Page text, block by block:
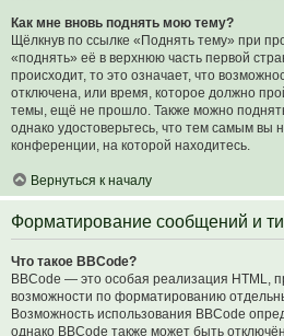
Как мне вновь поднять мою тему?
Щёлкнув по ссылке «Поднять тему» при
«поднять» её в верхнюю часть первой
происходит, то это означает, что
отключена, или время, которое должно
темы, ещё не прошло. Также можно
однако удостоверьтесь, что тем самым вы
конференции, на которой находитесь.
Вернуться к началу
Форматирование сообщений и
Что такое BBCode?
BBCode — это особая реализация HTML,
возможности по форматированию
Возможность использования BBCode
однако BBCode также может быть